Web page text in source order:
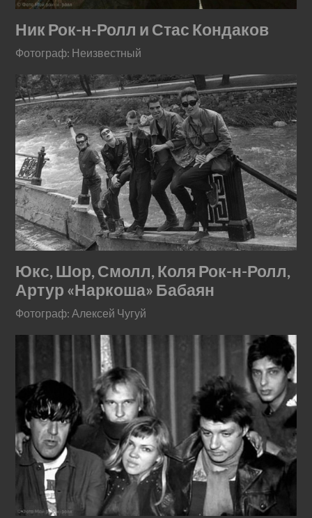
Ник Рок-н-Ролл и Стас Кондаков
Фотограф: Неизвестный
Юкс, Шор, Смолл, Коля Рок-н-Ролл,
Артур «Наркоша» Бабаян
Фотограф: Алексей Чугуй